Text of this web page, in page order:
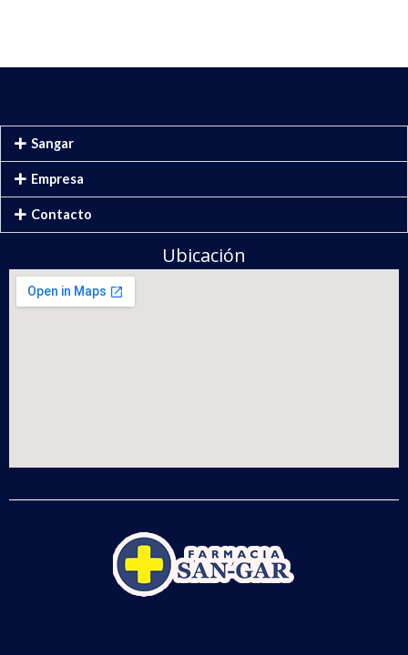
Sangar
Empresa
Contacto
Ubicación